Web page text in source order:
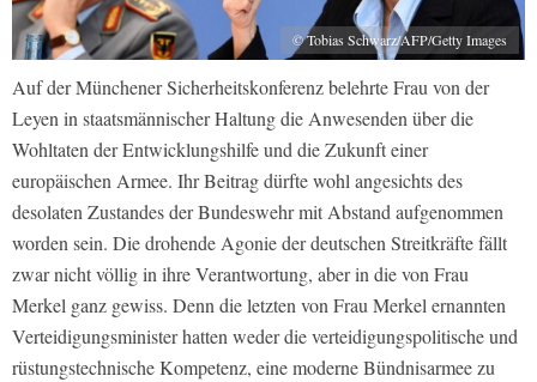
© Tobias Schwarz/AFP/Getty Images
Auf der Münchener Sicherheitskonferenz belehrte Frau von der
Leyen in staatsmännischer Haltung die Anwesenden über die
Wohltaten der Entwicklungshilfe und die Zukunft einer
europäischen Armee. Ihr Beitrag dürfte wohl angesichts des
desolaten Zustandes der Bundeswehr mit Abstand aufgenommen
worden sein. Die drohende Agonie der deutschen Streitkräfte fällt
zwar nicht völlig in ihre Verantwortung, aber in die von Frau
Merkel ganz gewiss. Denn die letzten von Frau Merkel ernannten
Verteidigungsminister hatten weder die verteidigungspolitische und
rüstungstechnische Kompetenz, eine moderne Bündnisarmee zu